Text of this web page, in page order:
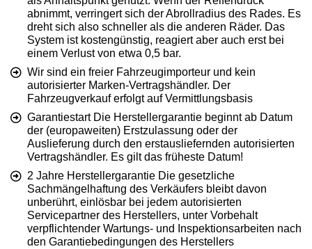
abnimmt, verringert sich der Abrollradius des Rades. Es
dreht sich also schneller als die anderen Räder. Das
System ist kostengünstig, reagiert aber auch erst bei
einem Verlust von etwa 0,5 bar.
Wir sind ein freier Fahrzeugimporteur und kein
autorisierter Marken-Vertragshändler. Der
Fahrzeugverkauf erfolgt auf Vermittlungsbasis
Garantiestart Die Herstellergarantie beginnt ab Datum
der (europaweiten) Erstzulassung oder der
Auslieferung durch den erstausliefernden autorisierten
Vertragshändler. Es gilt das früheste Datum!
2 Jahre Herstellergarantie Die gesetzliche
Sachmängelhaftung des Verkäufers bleibt davon
unberührt, einlösbar bei jedem autorisierten
Servicepartner des Herstellers, unter Vorbehalt
verpflichtender Wartungs- und Inspektionsarbeiten nach
den Garantiebedingungen des Herstellers